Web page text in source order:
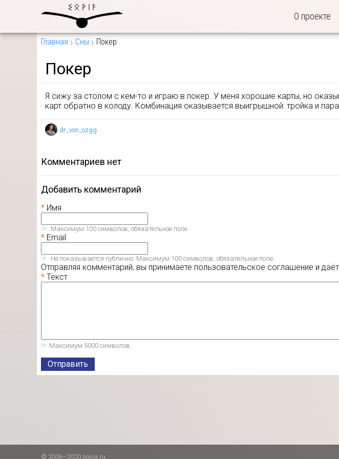
О проекте
Главная Сны Покер
Покер
Я сижу за столом с кем-то и играю в покер. У меня хорошие карты, но
карт обратно в колоду. Комбинация оказывается выигрышной: тройка и
dr_von_ozgg
комментариев нет
Добавить комментарий
Имя
Максимум 100 символов, обязательное поле.
Email
Не показывается публично. Максимум 100 символов, обязательное поле.
Отправляя комментарий, вы принимаете пользовательское соглашение и
Текст
Максимум 5000 символов.
Отправить
© 2006–2020 sovia.ru